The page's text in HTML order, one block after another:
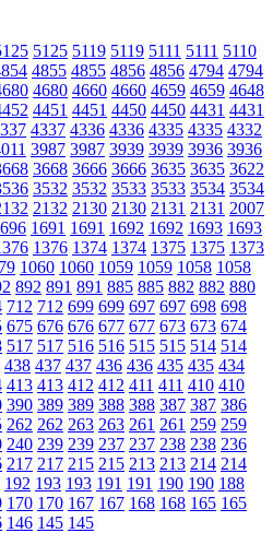
5125 5119 5119 5111 5111 5110
4855 4855 4856 4856 4794 4794
4680 4660 4660 4659 4659 4648
4451 4451 4450 4450 4431 4431
4337 4336 4336 4335 4335 4332
3987 3987 3939 3939 3936 3936
3668 3666 3666 3635 3635 3622
3532 3532 3533 3533 3534 3534
2132 2130 2130 2131 2131 2007
1691 1691 1692 1692 1693 1693
1376 1374 1374 1375 1375 1373
1060 1060 1059 1059 1058 1058
892 891 891 885 885 882 882 880
712 712 699 699 697 697 698 698
675 676 676 677 677 673 673 674
517 517 516 516 515 515 514 514
438 437 437 436 436 435 435 434
413 413 412 412 411 411 410 410
390 389 389 388 388 387 387 386
262 262 263 263 261 261 259 259
240 239 239 237 237 238 238 236
217 217 215 215 213 213 214 214
192 193 193 191 191 190 190 188
170 170 167 167 168 168 165 165
146 145 145